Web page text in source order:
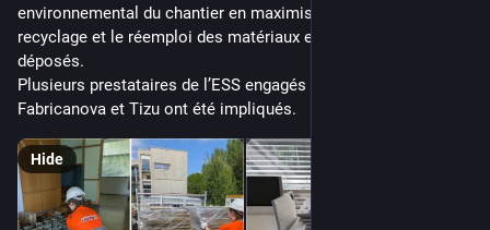
environnemental du chantier en maximisant la valorisation, le
recyclage et le réemploi des matériaux et du mobilier
déposés.
Plusieurs prestataires de l’ESS engagés comme le collectif
Fabricanova et Tizu ont été impliqués.
Hide